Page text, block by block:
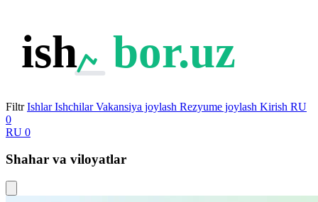
ish bor.uz
Filtr Ishlar Ishchilar Vakansiya joylash Rezyume joylash Kirish RU
0
RU 0
Shahar va viloyatlar